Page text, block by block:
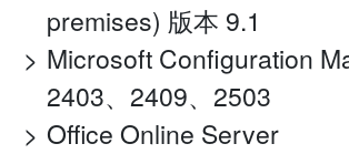
premises) 版本 9.1
Microsoft Configuration
2403、2409、2503
Office Online Server